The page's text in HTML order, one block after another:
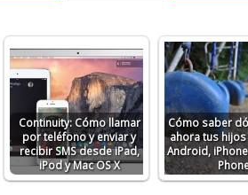
Continuity: Cómo llamar
por teléfono y enviar y
recibir SMS desde iPad,
iPod y Mac OS X
Cómo saber
ahora tus hijos
Android,